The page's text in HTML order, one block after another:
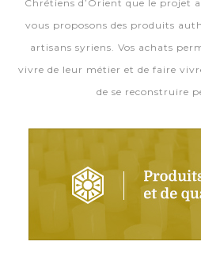
Chrétiens d’Orient que le projet
vous proposons des produits
artisans syriens. Vos achats
vivre de leur métier et de faire
de se reconstruire